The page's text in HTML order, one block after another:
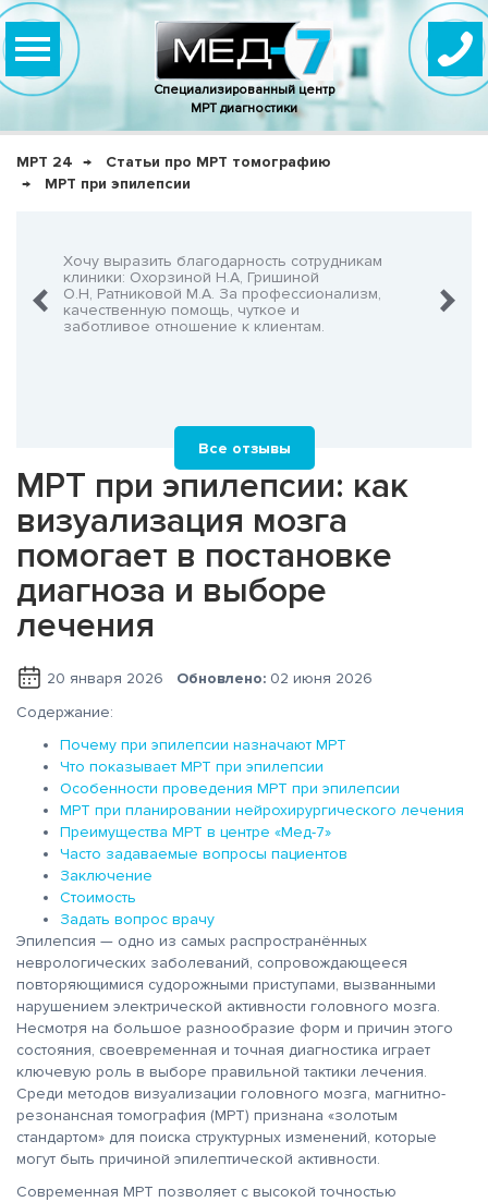
Специализированный центр
МРТ диагностики
МРТ 24
Статьи про МРТ томографию
МРТ при эпилепсии
Хочу выразить благодарность сотрудникам
клиники: Охорзиной Н.А, Гришиной
О.Н, Ратниковой М.А. За профессионализм,
качественную помощь, чуткое и
заботливое отношение к клиентам.
Все отзывы
МРТ при эпилепсии: как
визуализация мозга
помогает в постановке
диагноза и выборе
лечения
20 января 2026 Обновлено: 02 июня 2026
Содержание:
Почему при эпилепсии назначают МРТ
Что показывает МРТ при эпилепсии
Особенности проведения МРТ при эпилепсии
МРТ при планировании нейрохирургического лечения
Преимущества МРТ в центре «Мед-7»
Часто задаваемые вопросы пациентов
Заключение
Стоимость
Задать вопрос врачу
Эпилепсия — одно из самых распространённых
неврологических заболеваний, сопровождающееся
повторяющимися судорожными приступами, вызванными
нарушением электрической активности головного мозга.
Несмотря на большое разнообразие форм и причин этого
состояния, своевременная и точная диагностика играет
ключевую роль в выборе правильной тактики лечения.
Среди методов визуализации головного мозга, магнитно-
резонансная томография (МРТ) признана «золотым
стандартом» для поиска структурных изменений, которые
могут быть причиной эпилептической активности.
Современная МРТ позволяет с высокой точностью